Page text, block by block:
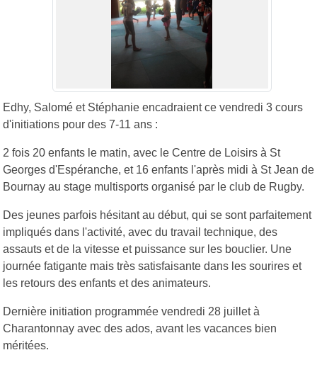
Edhy, Salomé et Stéphanie encadraient ce vendredi 3 cours
d'initiations pour des 7-11 ans :
2 fois 20 enfants le matin, avec le Centre de Loisirs à St
Georges d'Espéranche, et 16 enfants l'après midi à St Jean de
Bournay au stage multisports organisé par le club de Rugby.
Des jeunes parfois hésitant au début, qui se sont parfaitement
impliqués dans l'activité, avec du travail technique, des
assauts et de la vitesse et puissance sur les bouclier. Une
journée fatigante mais très satisfaisante dans les sourires et
les retours des enfants et des animateurs.
Dernière initiation programmée vendredi 28 juillet à
Charantonnay avec des ados, avant les vacances bien
méritées.